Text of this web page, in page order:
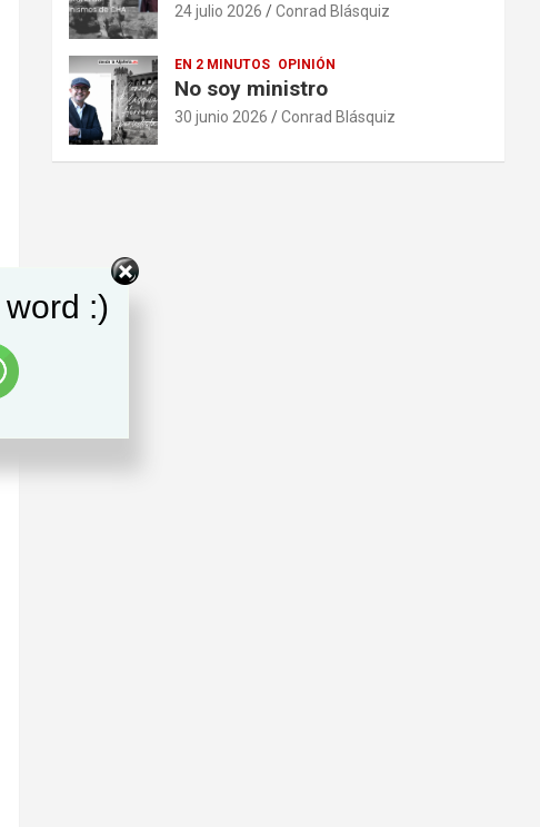
24 julio 2026 Conrad Blásquiz
EN 2 MINUTOS OPINIÓN
No soy ministro
30 junio 2026 Conrad Blásquiz
:)